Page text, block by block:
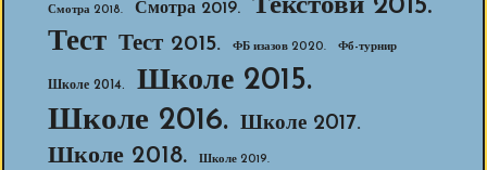
Смотра 2018. Смотра 2019. Текстови 2015.
Тест Тест 2015. ФБ изазов 2020. Фб-турнир
Школе 2014.
Школе 2015.
Школе 2016. Школе 2017.
Школе 2018. Школе 2019.